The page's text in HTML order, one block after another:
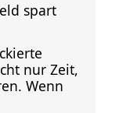
spart
nur Zeit,
Wenn